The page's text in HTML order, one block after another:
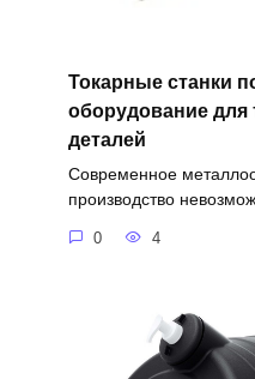
Токарные станки
оборудование для
деталей
Современное
производство
0 4